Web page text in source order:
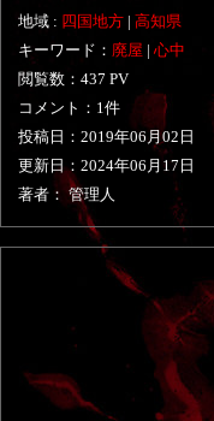
地域 : 四国地方 |高知県
キーワード： 廃屋 |心中
閲覧数：437 PV
コメント：1件
投稿日：2019年06月02日
更新日：2024年06月17日
著者： 管理人